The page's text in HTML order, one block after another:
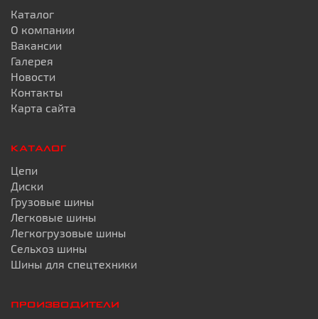
Каталог
О компании
Вакансии
Галерея
Новости
Контакты
Карта сайта
КАТАЛОГ
Цепи
Диски
Грузовые шины
Легковые шины
Легкогрузовые шины
Сельхоз шины
Шины для спецтехники
ПРОИЗВОДИТЕЛИ